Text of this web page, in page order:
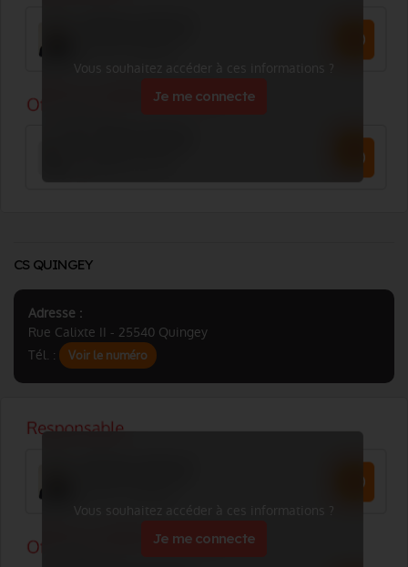
Vous souhaitez accéder à ces informations ?
Je me connecte
CS QUINGEY
Adresse :
Rue Calixte II - 25540 Quingey
Tél. :
Voir le numéro
Vous souhaitez accéder à ces informations ?
Je me connecte